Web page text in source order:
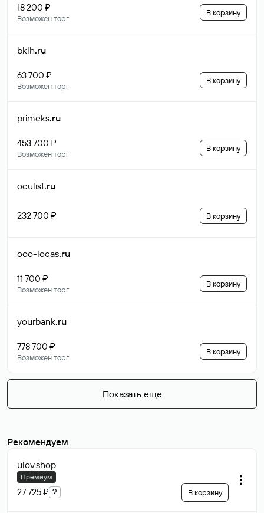
18 200 ₽
Возможен торг
В корзину
bklh.ru
63 700 ₽
Возможен торг
В корзину
primeks.ru
453 700 ₽
Возможен торг
В корзину
oculist.ru
232 700 ₽ В корзину
ooo-locas.ru
11 700 ₽
Возможен торг
В корзину
yourbank.ru
778 700 ₽
Возможен торг
В корзину
Показать еще
Рекомендуем
ulov.shop
Премиум
27 725 ₽ ? В корзину